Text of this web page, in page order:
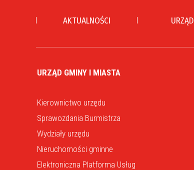
AKTUALNOŚCI URZĄD
URZĄD GMINY I MIASTA
Kierownictwo urzędu
Sprawozdania Burmistrza
Wydziały urzędu
Nieruchomości gminne
Elektroniczna Platforma Usług